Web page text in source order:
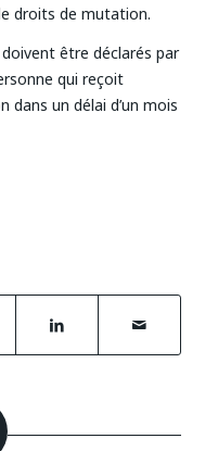
droits de mutation.
être déclarés par
qui reçoit
dans un délai d’un mois